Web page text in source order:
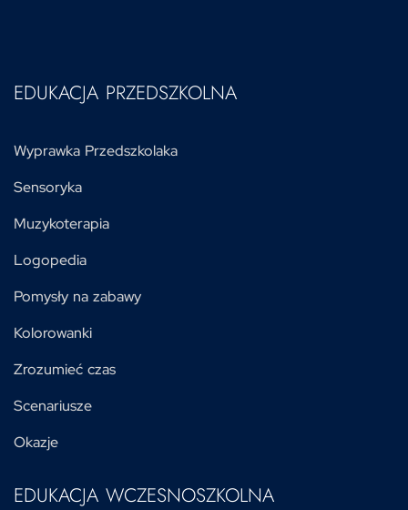
EDUKACJA PRZEDSZKOLNA
Wyprawka Przedszkolaka
Sensoryka
Muzykoterapia
Logopedia
Pomysły na zabawy
Kolorowanki
Zrozumieć czas
Scenariusze
Okazje
EDUKACJA WCZESNOSZKOLNA